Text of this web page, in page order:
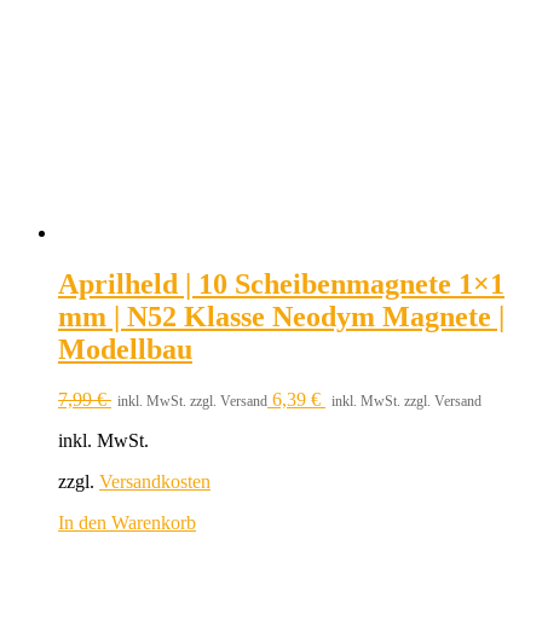
Aprilheld | 10 Scheibenmagnete 1×1
mm | N52 Klasse Neodym Magnete |
Modellbau
7,99€ inkl. MwSt. zzgl. Versand 6,39 € inkl. MwSt. zzgl. Versand
inkl. MwSt.
zzgl. Versandkosten
In den Warenkorb